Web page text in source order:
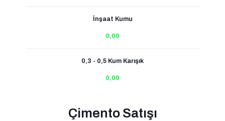
İnşaat Kumu
0,00
0,3 - 0,5 Kum Karışık
0,00
Çimento Satışı